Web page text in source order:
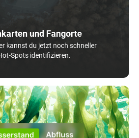
und Fangorte
kannst du jetzt noch schneller
Spots identifizieren.